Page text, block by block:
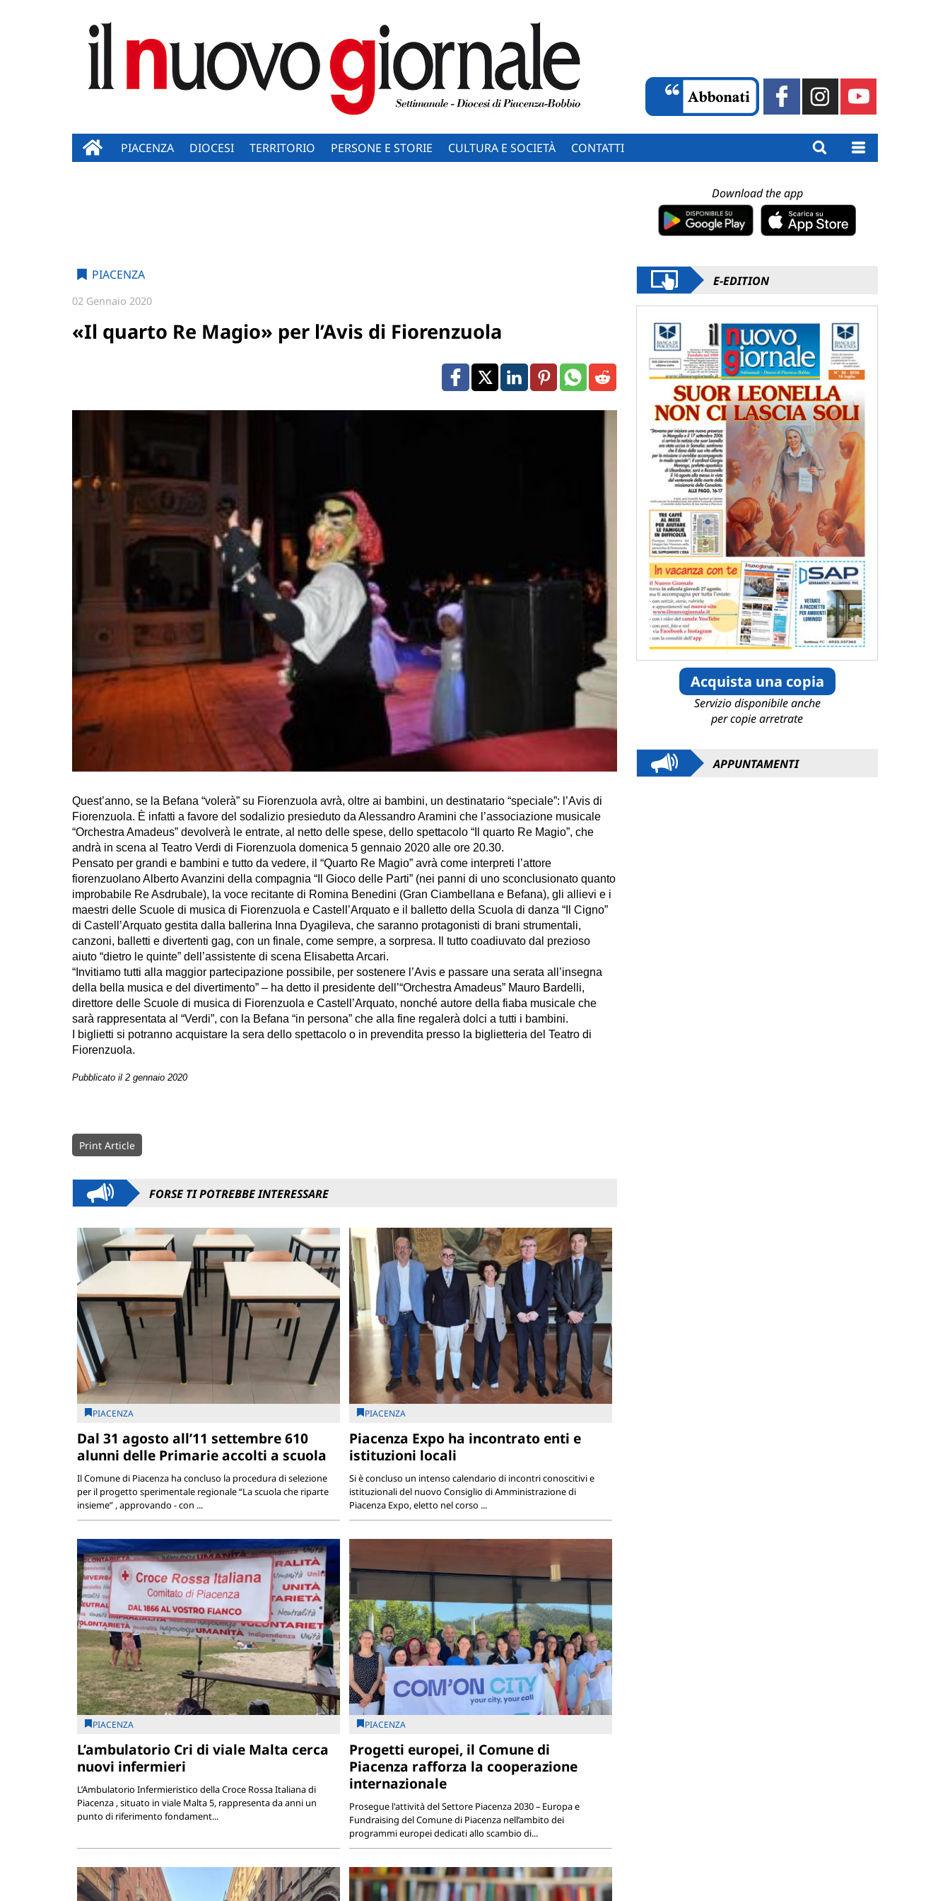
PIACENZA DIOCESI TERRITORIO PERSONE E STORIE CULTURA E SOCIETÀ CONTATTI
PIACENZA
02 Gennaio 2020
«Il quarto Re Magio» per l’Avis di Fiorenzuola
Quest’anno, se la Befana “volerà” su Fiorenzuola avrà, oltre ai bambini, un destinatario “speciale”: l’Avis di
Fiorenzuola. È infatti a favore del sodalizio presieduto da Alessandro Aramini che l’associazione musicale
“Orchestra Amadeus” devolverà le entrate, al netto delle spese, dello spettacolo “Il quarto Re Magio”, che
andrà in scena al Teatro Verdi di Fiorenzuola domenica 5 gennaio 2020 alle ore 20.30.
Pensato per grandi e bambini e tutto da vedere, il “Quarto Re Magio” avrà come interpreti l’attore
fiorenzuolano Alberto Avanzini della compagnia “Il Gioco delle Parti” (nei panni di uno sconclusionato quanto
improbabile Re Asdrubale), la voce recitante di Romina Benedini (Gran Ciambellana e Befana), gli allievi e i
maestri delle Scuole di musica di Fiorenzuola e Castell’Arquato e il balletto della Scuola di danza “Il Cigno”
di Castell’Arquato gestita dalla ballerina Inna Dyagileva, che saranno protagonisti di brani strumentali,
canzoni, balletti e divertenti gag, con un finale, come sempre, a sorpresa. Il tutto coadiuvato dal prezioso
aiuto “dietro le quinte” dell’assistente di scena Elisabetta Arcari.
“Invitiamo tutti alla maggior partecipazione possibile, per sostenere l’Avis e passare una serata all’insegna
della bella musica e del divertimento” – ha detto il presidente dell’“Orchestra Amadeus” Mauro Bardelli,
direttore delle Scuole di musica di Fiorenzuola e Castell’Arquato, nonché autore della fiaba musicale che
sarà rappresentata al “Verdi”, con la Befana “in persona” che alla fine regalerà dolci a tutti i bambini.
I biglietti si potranno acquistare la sera dello spettacolo o in prevendita presso la biglietteria del Teatro di
Fiorenzuola.
Pubblicato il 2 gennaio 2020
Print Article
FORSE TI POTREBBE INTERESSARE
PIACENZA
Dal 31 agosto all’11 settembre 610
alunni delle Primarie accolti a scuola
Il Comune di Piacenza ha concluso la procedura di selezione
per il progetto sperimentale regionale “La scuola che riparte
insieme” , approvando - con ...
PIACENZA
Piacenza Expo ha incontrato enti e
istituzioni locali
Si è concluso un intenso calendario di incontri conoscitivi e
istituzionali del nuovo Consiglio di Amministrazione di
Piacenza Expo, eletto nel corso ...
PIACENZA
L’ambulatorio Cri di viale Malta cerca
nuovi infermieri
L’Ambulatorio Infermieristico della Croce Rossa Italiana di
Piacenza , situato in viale Malta 5, rappresenta da anni un
punto di riferimento fondament...
PIACENZA
Progetti europei, il Comune di
Piacenza rafforza la cooperazione
internazionale
Prosegue l'attività del Settore Piacenza 2030 – Europa e
Fundraising del Comune di Piacenza nell’ambito dei
programmi europei dedicati allo scambio di...
Download the app
E-EDITION
Acquista una copia
Servizio disponibile anche
per copie arretrate
APPUNTAMENTI